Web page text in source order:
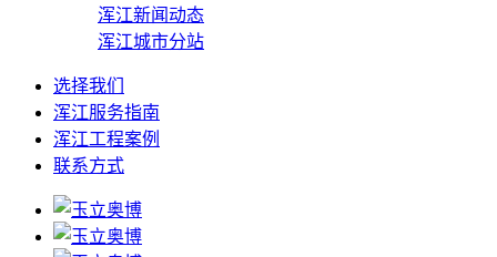
浑江新闻动态
浑江城市分站
选择我们
浑江服务指南
浑江工程案例
联系方式